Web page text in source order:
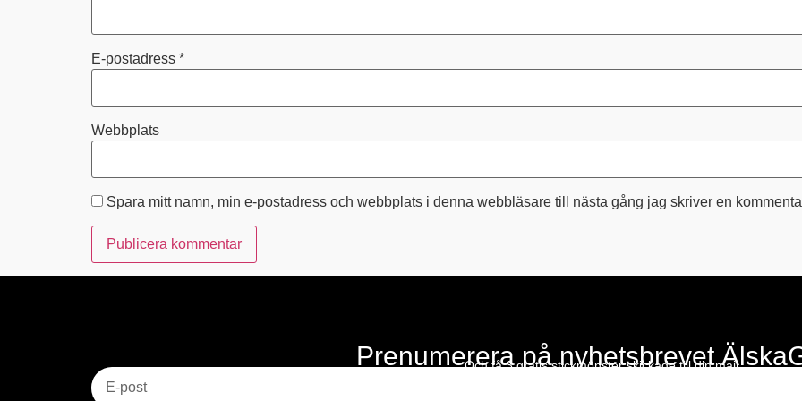
E-postadress *
Webbplats
Spara mitt namn, min e-postadress och webbplats i denna webbläsare till nästa gång jag skriver en
Prenumerera på nyhetsbrevet
Och få 3 gratis stickmönster skickade till din mail